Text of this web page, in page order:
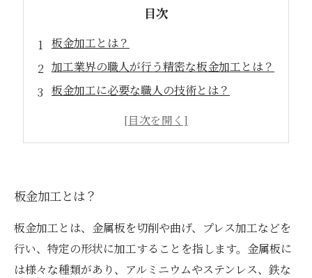
目次
板金加工とは？
加工業界の職人が行う精密な板金加工とは？
板金加工に必要な職人の技術とは？
板金加工の利用方法と事例
板金加工とは？
板金加工とは、金属板を切削や曲げ、プレス加工などを
行い、特定の形状に加工することを指します。金属板に
は様々な種類があり、アルミニウムやステンレス、鉄な